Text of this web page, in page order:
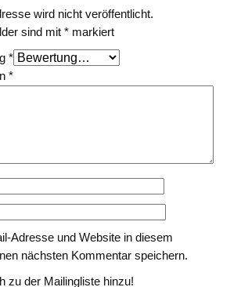
wird nicht veröffentlicht.
sind mit *markiert
*
*
Adresse und Website in diesem
nächsten Kommentar speichern.
zu der Mailingliste hinzu!